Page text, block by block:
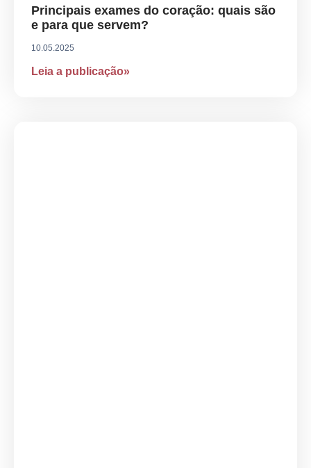
Principais exames do coração: quais são
e para que servem?
10.05.2025
Leia a publicação»